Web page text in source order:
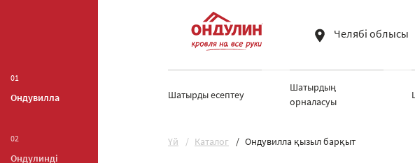
01
Ондувилла
02
Ондулинді
Челябі облысы
Шатырды есептеу
Шатырдың
орналасуы
Yй Каталог Ондувилла қызыл барқыт